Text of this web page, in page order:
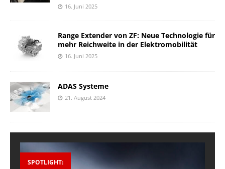
16. Juni 2025
Range Extender von ZF: Neue Technologie für
mehr Reichweite in der Elektromobilität
16. Juni 2025
ADAS Systeme
21. August 2024
SPOTLIGHT: